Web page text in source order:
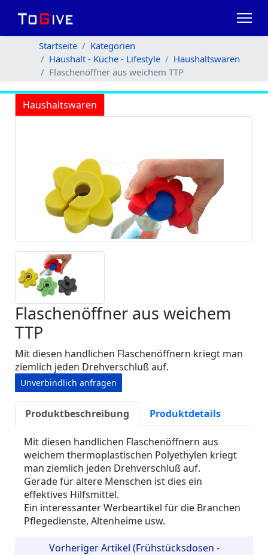
Startseite
Kategorien
Haushalt - Küche - Lifestyle
Haushaltswaren
Flaschenöffner aus weichem TTP
Haushaltswaren
Flaschenöffner aus weichem
TTP
Mit diesen handlichen Flaschenöffnern kriegt man
ziemlich jeden Drehverschluß auf.
Unverbindlich anfragen
Produktbeschreibung Produktdetails
Mit diesen handlichen Flaschenöffnern aus
weichem thermoplastischen Polyethylen kriegt
man ziemlich jeden Drehverschluß auf.
Gerade für ältere Menschen ist dies ein
effektives Hilfsmittel.
Ein interessanter Werbeartikel für die Branchen
Pflegedienste, Altenheime usw.
Vorheriger Artikel (Frühstücksdosen -